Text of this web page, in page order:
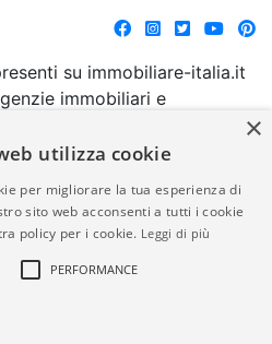
su immobiliare-italia.it
immobiliari e
o l'avallo da parte di
immobiliare-italia.it
della veridicità, della
della normativa in
altro aspetto dei
×
utilizza cookie
per migliorare la tua esperienza di
sito web acconsenti a tutti i cookie
policy per i cookie. Leggi di più
PERFORMANCE